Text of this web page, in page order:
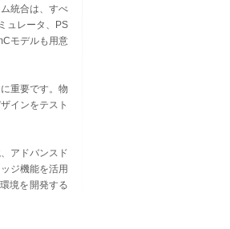
統合は、すべ
ュレータ、PS
モデルも用意
重要です。物
インをテスト
アドバンスド
ジ機能を活用
境を開発する